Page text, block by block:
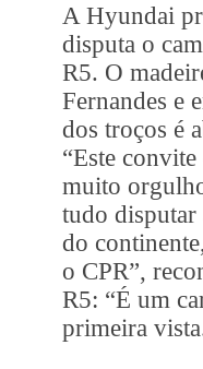
A Hyundai
disputa o
R5. O
Fernandes e
dos troços é
“Este
muito
tudo
do
o CPR”,
R5: “É um
primeira